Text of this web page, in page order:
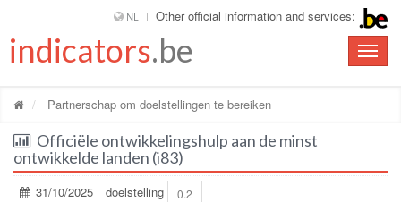
NL Other official information and services:
Toggle
indicators.be
Partnerschap om doelstellingen te bereiken
Officiële ontwikkelingshulp aan de minst
ontwikkelde landen (i83)
31/10/2025 doelstelling 0.2